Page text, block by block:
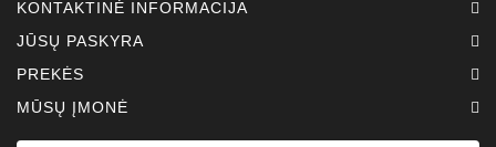
KONTAKTINĖ INFORMACIJA
JŪSŲ PASKYRA
PREKĖS
MŪSŲ ĮMONĖ